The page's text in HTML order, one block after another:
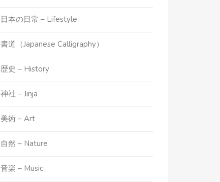
日本の日常 – Lifestyle
書道（Japanese Calligraphy）
歴史 – History
神社 – Jinja
美術 – Art
自然 – Nature
音楽 – Music